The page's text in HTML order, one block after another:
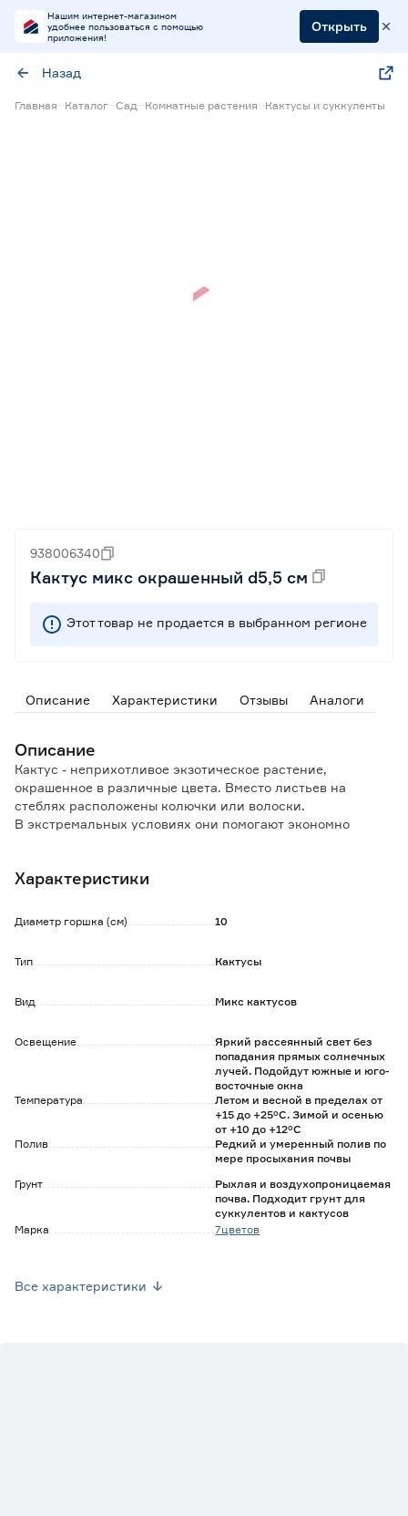
Нашим интернет-магазином
удобнее пользоваться с помощью
приложения!
Открыть
Назад
Главная Каталог Сад Комнатные растения Кактусы и суккуленты
938006340
Кактус микс окрашенный d5,5 см
Этот товар не продается в выбранном регионе
Описание Характеристики Отзывы Аналоги
Описание
Кактус - неприхотливое экзотическое растение,
окрашенное в различные цвета. Вместо листьев на
стеблях расположены колючки или волоски.
В экстремальных условиях они помогают экономно
которая почти не пропускает воду и газы.
нуждается.
все подкормки прекращают.
Товар продается в ассортименте.
магазине.
Характеристики
Диаметр горшка (см) 10
Тип Кактусы
Вид Микс кактусов
Освещение
Яркий рассеянный свет без
попадания прямых солнечных
лучей. Подойдут южные и юго-
восточные окна
Температура
Летом и весной в пределах от
+15 до +25°С. Зимой и осенью
от +10 до +12°С
Полив
Редкий и умеренный полив по
мере просыхания почвы
Грунт
Рыхлая и воздухопроницаемая
почва. Подходит грунт для
суккулентов и кактусов
Марка
7цветов
Все характеристики